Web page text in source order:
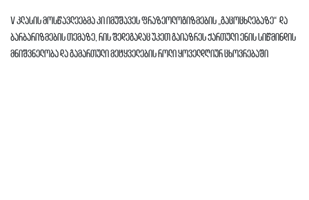
V კლასის მოსწავლეებმა კი იმუშავეს ფრაზეოლოგიზმების „გაცოცხლებაზე“ და
ბარბარიზმების თემაზე, რის შედეგადაც უკეთ გაიაზრეს ქართული ენის სიწმინდის
მნიშვნელობა და გამართული მეტყველების როლი ყოველდღიურ ცხოვრებაში